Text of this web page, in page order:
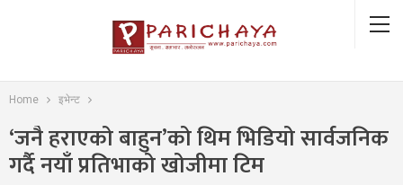
Home इभेन्ट
‘जनै हराएको बाहुन’को थिम भिडियो सार्वजनिक
गर्दै नयाँ प्रतिभाको खोजीमा टिम